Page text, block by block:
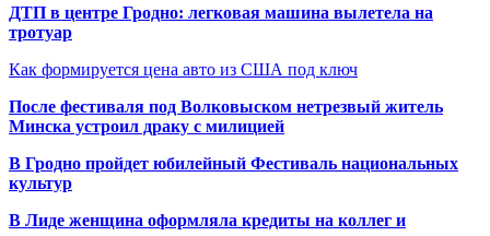
ДТП в центре Гродно: легковая машина вылетела на
тротуар
Как формируется цена авто из США под ключ
После фестиваля под Волковыском нетрезвый житель
Минска устроил драку с милицией
В Гродно пройдет юбилейный Фестиваль национальных
культур
В Лиде женщина оформляла кредиты на коллег и